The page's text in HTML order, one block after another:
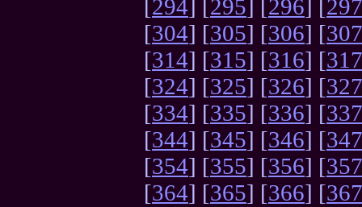
[294] [295] [296] [297
[304] [305] [306] [307
[314] [315] [316] [317
[324] [325] [326] [327
[334] [335] [336] [337
[344] [345] [346] [347
[354] [355] [356] [357
[364] [365] [366] [367